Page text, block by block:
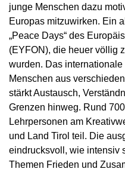
junge Menschen dazu
Europas mitzuwirken. Ein
„Peace Days“ des
(EYFON), die heuer völlig
wurden. Das
Menschen aus
stärkt Austausch,
Grenzen hinweg. Rund
Lehrpersonen am
und Land Tirol teil. Die
eindrucksvoll, wie intensiv
Themen Frieden und